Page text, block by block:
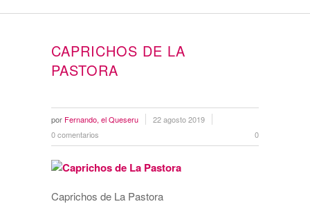
CAPRICHOS DE LA
PASTORA
por Fernando, el Queseru
22 agosto 2019
0 comentarios
0
Caprichos de La Pastora